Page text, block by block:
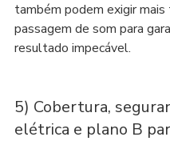
também podem exigir
passagem de som para
resultado impecável.
5) Cobertura,
elétrica e plano B